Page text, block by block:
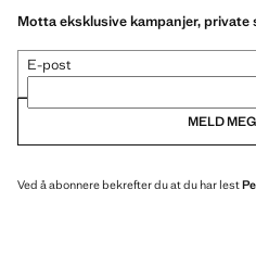
Motta eksklusive kampanjer, private
E-post
MELD
Ved å abonnere bekrefter du at du har lest